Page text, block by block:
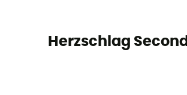
Herzschlag